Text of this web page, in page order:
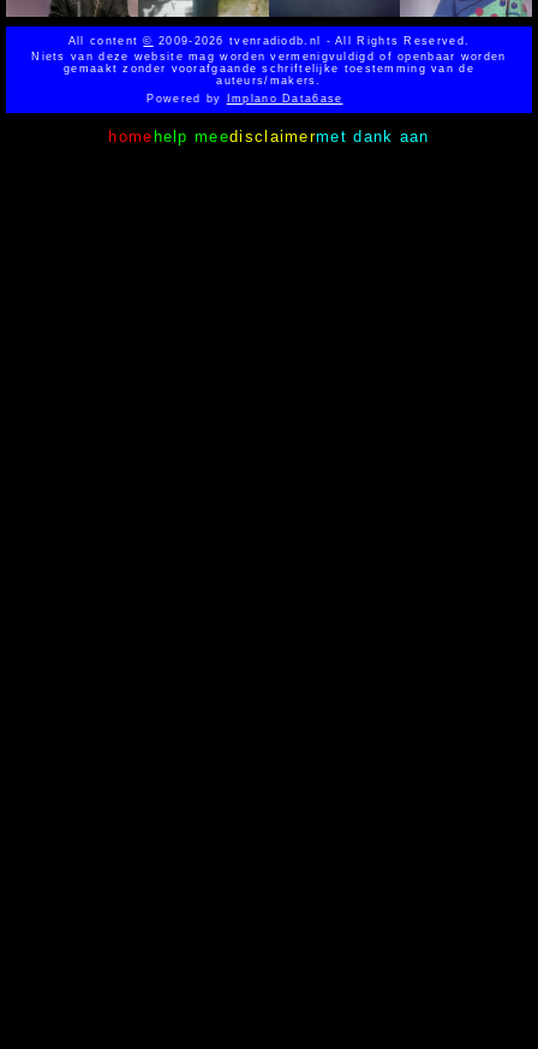
All content© 2009-2026 tvenradiodb.nl - All Rights Reserved.
Niets van deze website mag worden vermenigvuldigd of openbaar worden
gemaakt zonder voorafgaande schriftelijke toestemming van de
auteurs/makers.
Powered by
Implano Data6ase
home help meedisclaimermet dank aan